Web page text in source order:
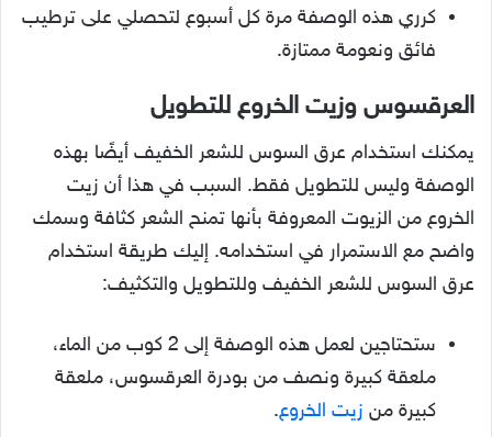
كرري هذه الوصفة مرة كل أسبوع لتحصلي على ترطيب
فائق ونعومة ممتازة.
العرقسوس وزيت الخروع للتطويل
يمكنك استخدام عرق السوس للشعر الخفيف أيضًا بهذه
الوصفة وليس للتطويل فقط. السبب في هذا أن زيت
الخروع من الزيوت المعروفة بأنها تمنح الشعر كثافة وسمك
واضح مع الاستمرار في استخدامه. إليك طريقة استخدام
عرق السوس للشعر الخفيف وللتطويل والتكثيف:
ستحتاجين لعمل هذه الوصفة إلى 2 كوب من الماء،
ملعقة كبيرة ونصف من بودرة العرقسوس، ملعقة
كبيرة من زيت الخروع.